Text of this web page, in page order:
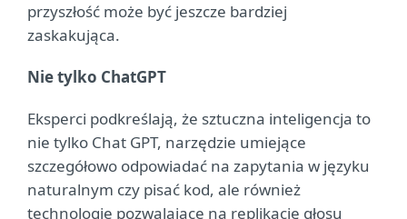
przyszłość może być jeszcze bardziej
zaskakująca.
Nie tylko ChatGPT
Eksperci podkreślają, że sztuczna inteligencja to
nie tylko Chat GPT, narzędzie umiejące
szczegółowo odpowiadać na zapytania w języku
naturalnym czy pisać kod, ale również
technologie pozwalające na replikację głosu